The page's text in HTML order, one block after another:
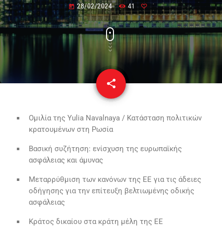
today 28/02/2024 41
share
email
Ομιλία της Yulia Navalnaya / Κατάσταση πολιτικών
κρατουμένων στη Ρωσία
Βασική συζήτηση: ενίσχυση της ευρωπαϊκής
ασφάλειας και άμυνας
Μεταρρύθμιση των κανόνων της ΕΕ για τις άδειες
οδήγησης για την επίτευξη βελτιωμένης οδικής
ασφάλειας
Κράτος δικαίου στα κράτη μέλη της ΕΕ